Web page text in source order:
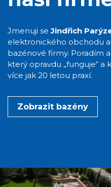
Jmenuji seJindřich
elektronického obchodu
bazénové firmy. Poradím
který opravdu „funguje“ a
více jak 20 letou praxí.
Zobrazit bazény